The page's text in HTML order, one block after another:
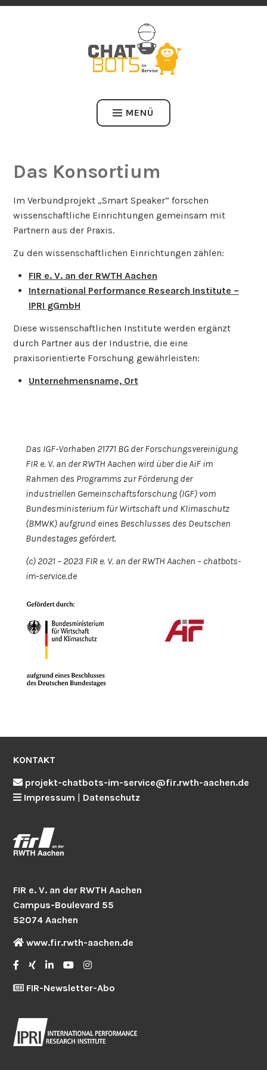
B2B-KUNDENSERVICE FÜR KMU DES MASCHINENBAUS
CHATBOTS IM SERVICE
MENÜ
Das Konsortium
Im Verbundprojekt „Smart Speaker“ forschen
wissenschaftliche Einrichtungen gemeinsam mit
Partnern aus der Praxis.
Zu den wissenschaftlichen Einrichtungen zählen:
FIR e. V. an der RWTH Aachen
International Performance Research Institute –
IPRI gGmbH
Diese wissenschaftlichen Institute werden ergänzt
durch Partner aus der Industrie, die eine
praxisorientierte Forschung gewährleisten:
Unternehmensname, Ort
Das IGF-Vorhaben 21771 BG der Forschungsvereinigung
FIR e. V. an der RWTH Aachen wird über die AiF im
Rahmen des Programms zur Förderung der
industriellen Gemeinschaftsforschung (IGF) vom
Bundesministerium für Wirtschaft und Klimaschutz
(BMWK) aufgrund eines Beschlusses des Deutschen
Bundestages gefördert.
(c) 2021 – 2023 FIR e. V. an der RWTH Aachen – chatbots-
im-service.de
KONTAKT
projekt-chatbots-im-service@fir.rwth-aachen.de
Impressum | Datenschutz
FIR e. V. an der RWTH Aachen
Campus-Boulevard 55
52074 Aachen
www.fir.rwth-aachen.de
FIR-Newsletter-Abo